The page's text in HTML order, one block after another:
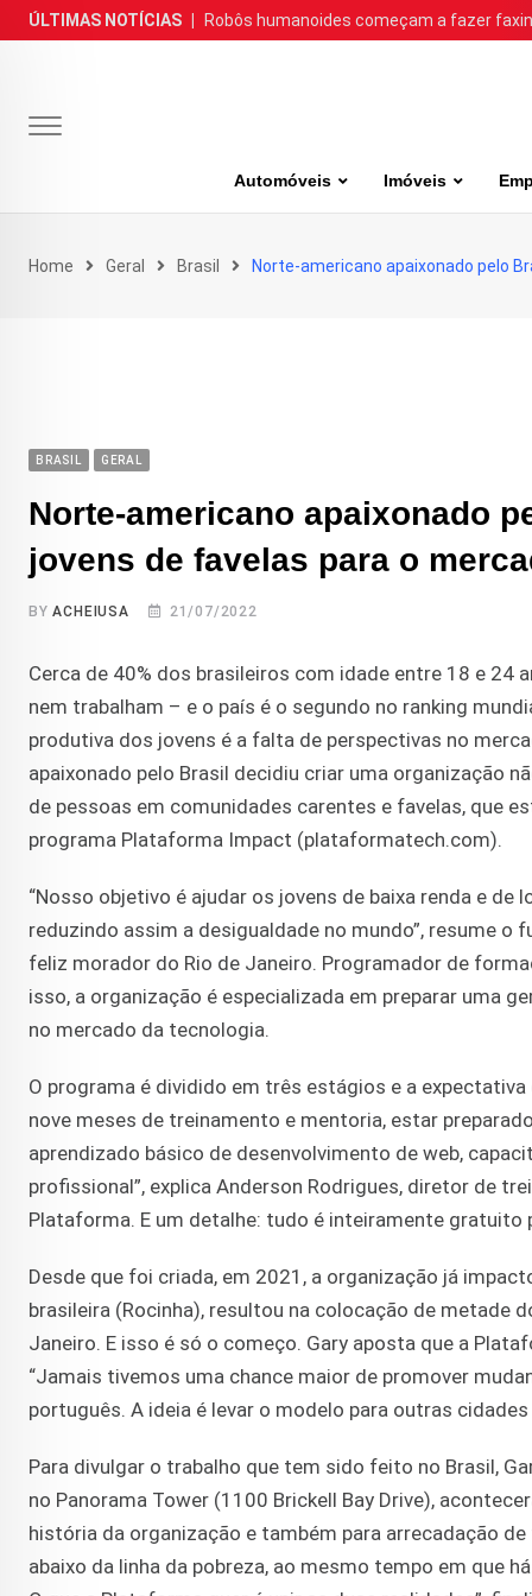
Skip
to
ÚLTIMAS NOTÍCIAS Robôs humanoides começam a fazer
Automóveis Imóveis
Home Geral Brasil Norte-americano apaixonado pelo
BRASIL GERAL
Norte-americano apaixonado
jovens de favelas para o
BYACHEIUSA 21/07/2022
Cerca de 40% dos brasileiros com idade entre 18 e 24
nem trabalham – e o país é o segundo no ranking
produtiva dos jovens é a falta de perspectivas no
apaixonado pelo Brasil decidiu criar uma organização
de pessoas em comunidades carentes e favelas, que
programa Plataforma Impact (plataformatech.com).
“Nosso objetivo é ajudar os jovens de baixa renda e
reduzindo assim a desigualdade no mundo”, resume o
feliz morador do Rio de Janeiro. Programador de
isso, a organização é especializada em preparar uma
no mercado da tecnologia.
O programa é dividido em três estágios e a
nove meses de treinamento e mentoria, estar
aprendizado básico de desenvolvimento de web,
profissional”, explica Anderson Rodrigues, diretor de
Plataforma. E um detalhe: tudo é inteiramente gratuito
Desde que foi criada, em 2021, a organização já
brasileira (Rocinha), resultou na colocação de metade
Janeiro. E isso é só o começo. Gary aposta que a
“Jamais tivemos uma chance maior de promover
português. A ideia é levar o modelo para outras
Para divulgar o trabalho que tem sido feito no Brasil,
no Panorama Tower (1100 Brickell Bay Drive),
história da organização e também para arrecadação
abaixo da linha da pobreza, ao mesmo tempo em que